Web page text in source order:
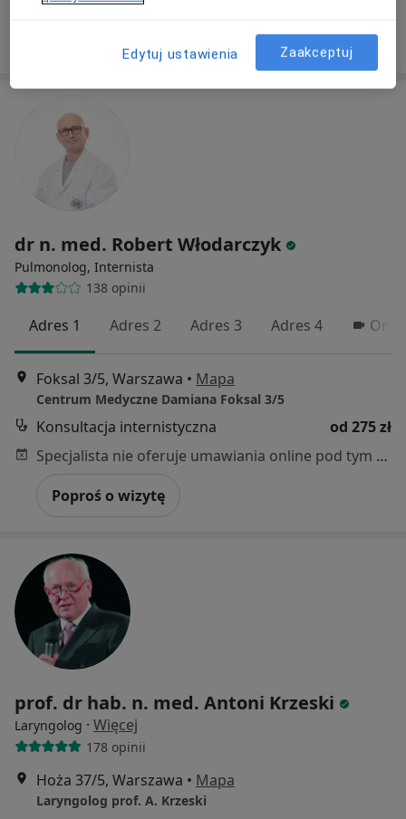
dr n. med. Robert Włodarczyk
Pulmonolog, Internista
138 opinii
Adres 1 Adres 2 Adres 3 Adres 4
Foksal 3/5, Warszawa • Mapa
Centrum Medyczne Damiana Foksal 3/5
Konsultacja internistyczna
od 275 zł
Specjalista nie oferuje umawiania online pod tym adresem.
Poproś o wizytę
prof. dr hab. n. med. Antoni Krzeski
Laryngolog · Więcej
178 opinii
Hoża 37/5, Warszawa • Mapa
Laryngolog prof. A. Krzeski
Edytuj ustawienia Zaakceptuj